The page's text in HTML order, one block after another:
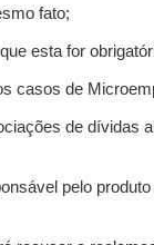
fato;
esta for
casos de
de
pelo